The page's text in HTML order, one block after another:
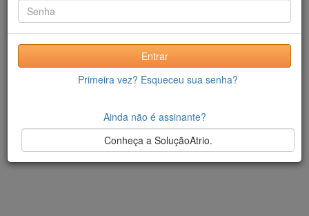
Entrar
Primeira vez? Esqueceu sua senha?
Ainda não é assinante?
Conheça a SoluçãoAtrio.